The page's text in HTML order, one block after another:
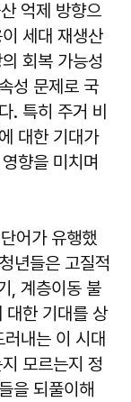
억제 방향으
세대 재생산
회복 가능성
성 문제로 국
. 특히 주거 비
대한 기대가
향을 미치며
어가 유행했
년들은 고질적
, 계층이동 불
대한 기대를 상
러내는 이 시대
모르는지 정
을 되풀이해